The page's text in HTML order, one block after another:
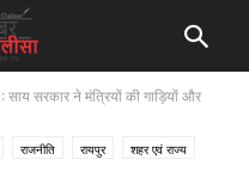
सरकार ने मंत्रियों की गाड़ियों और
राजनीति रायपुर शहर एवं राज्य